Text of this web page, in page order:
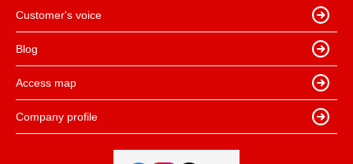
Customer's voice
Blog
Access map
Company profile